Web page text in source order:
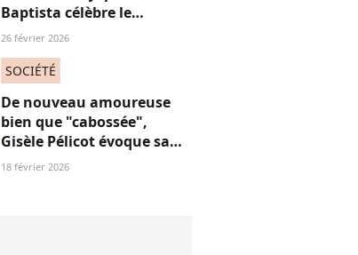
Baptista célèbre le
carnaval de Rio avec son
de 30 ans son aîné
26 février 2026
SOCIÉTÉ
De nouveau amoureuse
bien que "cabossée",
Gisèle Pélicot évoque sa
nouvelle vie avec
18 février 2026